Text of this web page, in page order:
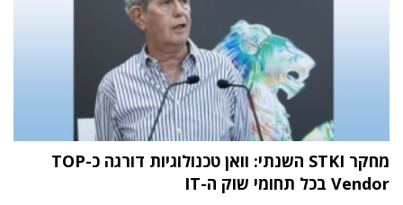
מחקר STKI השנתי: וואן טכנולוגיות דורגה כ-TOP
Vendor בכל תחומי שוק ה-IT